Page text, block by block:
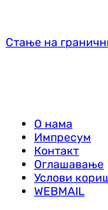
Стање на
О нама
Импресум
Контакт
Оглашавање
Услови
WEBMAIL